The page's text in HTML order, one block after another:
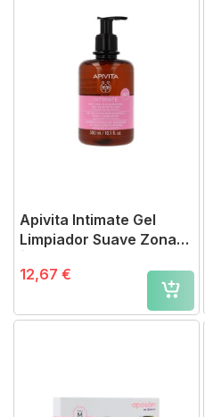
Apivita Intimate Gel
Limpiador Suave Zona
12,67 €